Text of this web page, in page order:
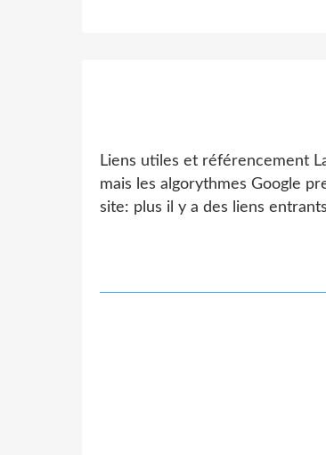
Liens utiles et référencement
mais les algorythmes Google
site: plus il y a des liens